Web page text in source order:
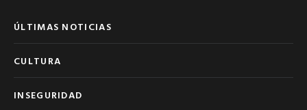
ÚLTIMAS NOTICIAS
CULTURA
INSEGURIDAD